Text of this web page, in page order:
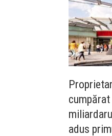
adus